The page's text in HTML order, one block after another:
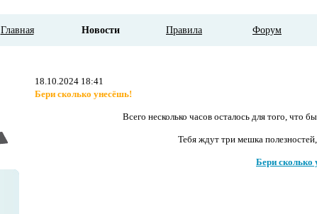
Главная Новости Правила Форум
18.10.2024 18:41
Бери сколько унесёшь!
Всего несколько часов осталось для того, что
Тебя ждут три мешка
Бери сколько